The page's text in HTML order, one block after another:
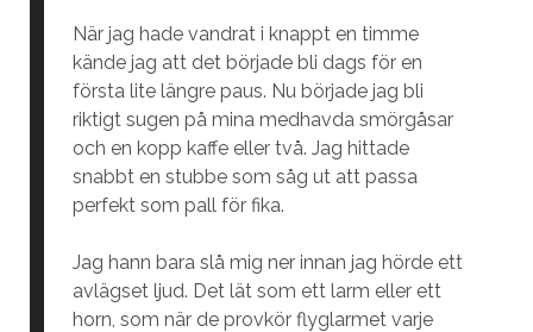
När jag hade vandrat i knappt en timme
kände jag att det började bli dags för en
första lite längre paus. Nu började jag bli
riktigt sugen på mina medhavda smörgåsar
och en kopp kaffe eller två. Jag hittade
snabbt en stubbe som såg ut att passa
perfekt som pall för fika.
Jag hann bara slå mig ner innan jag hörde ett
avlägset ljud. Det lät som ett larm eller ett
horn, som när de provkör flyglarmet varje